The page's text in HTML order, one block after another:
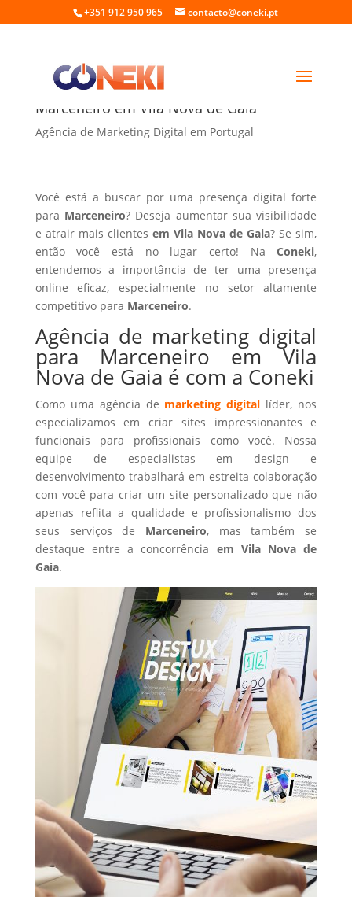
+351 912 950 965 contacto@coneki.pt
Agência de marketing digital para
Marceneiro em Vila Nova de Gaia
Agência de Marketing Digital em Portugal
Você está a buscar por uma presença digital forte
para Marceneiro? Deseja aumentar sua visibilidade
e atrair mais clientes em Vila Nova de Gaia? Se sim,
então você está no lugar certo! NaConeki,
entendemos a importância de ter uma presença
online eficaz, especialmente no setor altamente
competitivo para Marceneiro.
Agência de marketing digital
para Marceneiro em Vila
Nova de Gaia é com a Coneki
Como uma agência de marketing digital líder, nos
especializamos em criar sites impressionantes e
funcionais para profissionais como você. Nossa
equipe de especialistas em design e
desenvolvimento trabalhará em estreita colaboração
com você para criar um site personalizado que não
apenas reflita a qualidade e profissionalismo dos
seus serviços de Marceneiro, mas também se
destaque entre a concorrência em Vila Nova de
Gaia.